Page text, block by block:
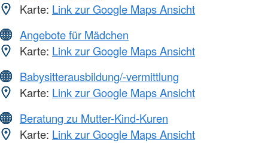
Karte: Link zur Google Maps Ansicht
Angebote für Mädchen
Karte: Link zur Google Maps Ansicht
Babysitterausbildung/-vermittlung
Karte: Link zur Google Maps Ansicht
Beratung zu Mutter-Kind-Kuren
Karte: Link zur Google Maps Ansicht